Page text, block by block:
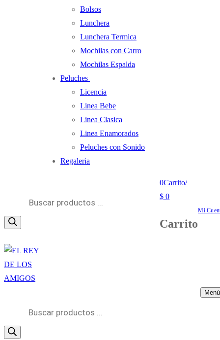
Bolsos
Lunchera
Lunchera Termica
Mochilas con Carro
Mochilas Espalda
Peluches
Licencia
Linea Bebe
Linea Clasica
Linea Enamorados
Peluches con Sonido
Regaleria
productos
0Carrito/
$ 0
Carrito
Mi
Menú